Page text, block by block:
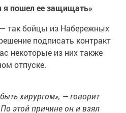
я пошел ее защищать»
так бойцы из Набережных
подписать контракт
некоторые из них также
отпуске.
хирургом», — говорит
этой причине он и взял